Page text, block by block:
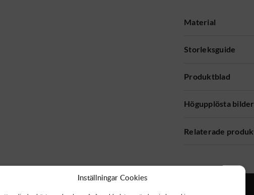
Inställningar Cookies
Material
Storleksguide
Produktblad
Högupplösta bilder
Relaterade